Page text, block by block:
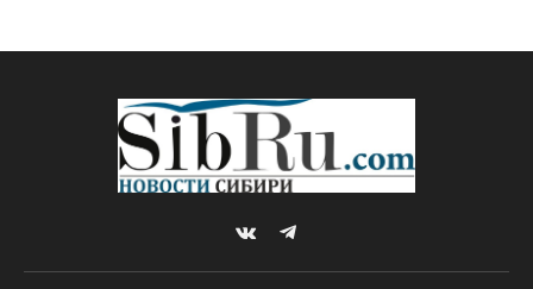
принимает участие в
конференции по
цифровизации сельского
хозяйства